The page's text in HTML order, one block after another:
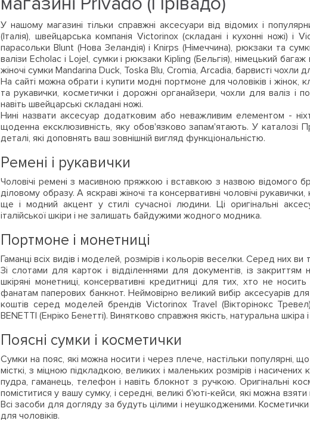
У нашому магазині тільки справжні аксесуари від відомих і
(Італія), швейцарська компанія Victorinox (складані і кухонні ножі) і
парасольки Blunt (Нова Зеландія) і Knirps (Німеччина), рюкзаки та
валізи Echolac і Lojel, сумки і рюкзаки Kipling (Бельгія), німецький
жіночі сумки Mandarina Duck, Toska Blu, Cromia, Arcadia, барвисті чохли
На сайті можна обрати і купити модні портмоне для чоловіків і жінок,
та рукавички, косметички і дорожні органайзери, чохли для валіз і
навіть швейцарські складані ножі.
Нині назвати аксесуар додатковим або неважливим елементом -
щоденна ексклюзивність, яку обов'язково запам'ятають. У каталозі
деталі, які доповнять ваш зовнішній вигляд функціональністю.
Ремені і рукавички
Чоловічі ремені з масивною пряжкою і вставкою з назвою відомого
діловому образу. А яскраві жіночі та консервативні чоловічі рукавички,
ще і модний акцент у стилі сучасної людини. Ці оригінальні
італійської шкіри і не залишать байдужими жодного модника.
Портмоне і монетниці
Гаманці всіх видів і моделей, розмірів і кольорів веселки. Серед них
Зі слотами для карток і відділеннями для документів, із закриттям
шкіряні монетниці, консервативні кредитниці для тих, хто не носить
фанатам паперових банкнот. Неймовірно великий вибір аксесуарів
коштів серед моделей брендів Victorinox Travel (Вікторінокс
BENETTI (Енріко Бенетті). Винятково справжня якість, натуральна шкіра і
Поясні сумки і косметички
Сумки на пояс, які можна носити і через плече, настільки популярні,
місткі, з міцною підкладкою, великих і маленьких розмірів і насичених
пудра, гаманець, телефон і навіть блокнот з ручкою. Оригінальні
поміститися у вашу сумку, і середні, великі б'юті-кейси, які можна
Всі засоби для догляду за будуть цілими і неушкодженими. Косметички
для чоловіків.